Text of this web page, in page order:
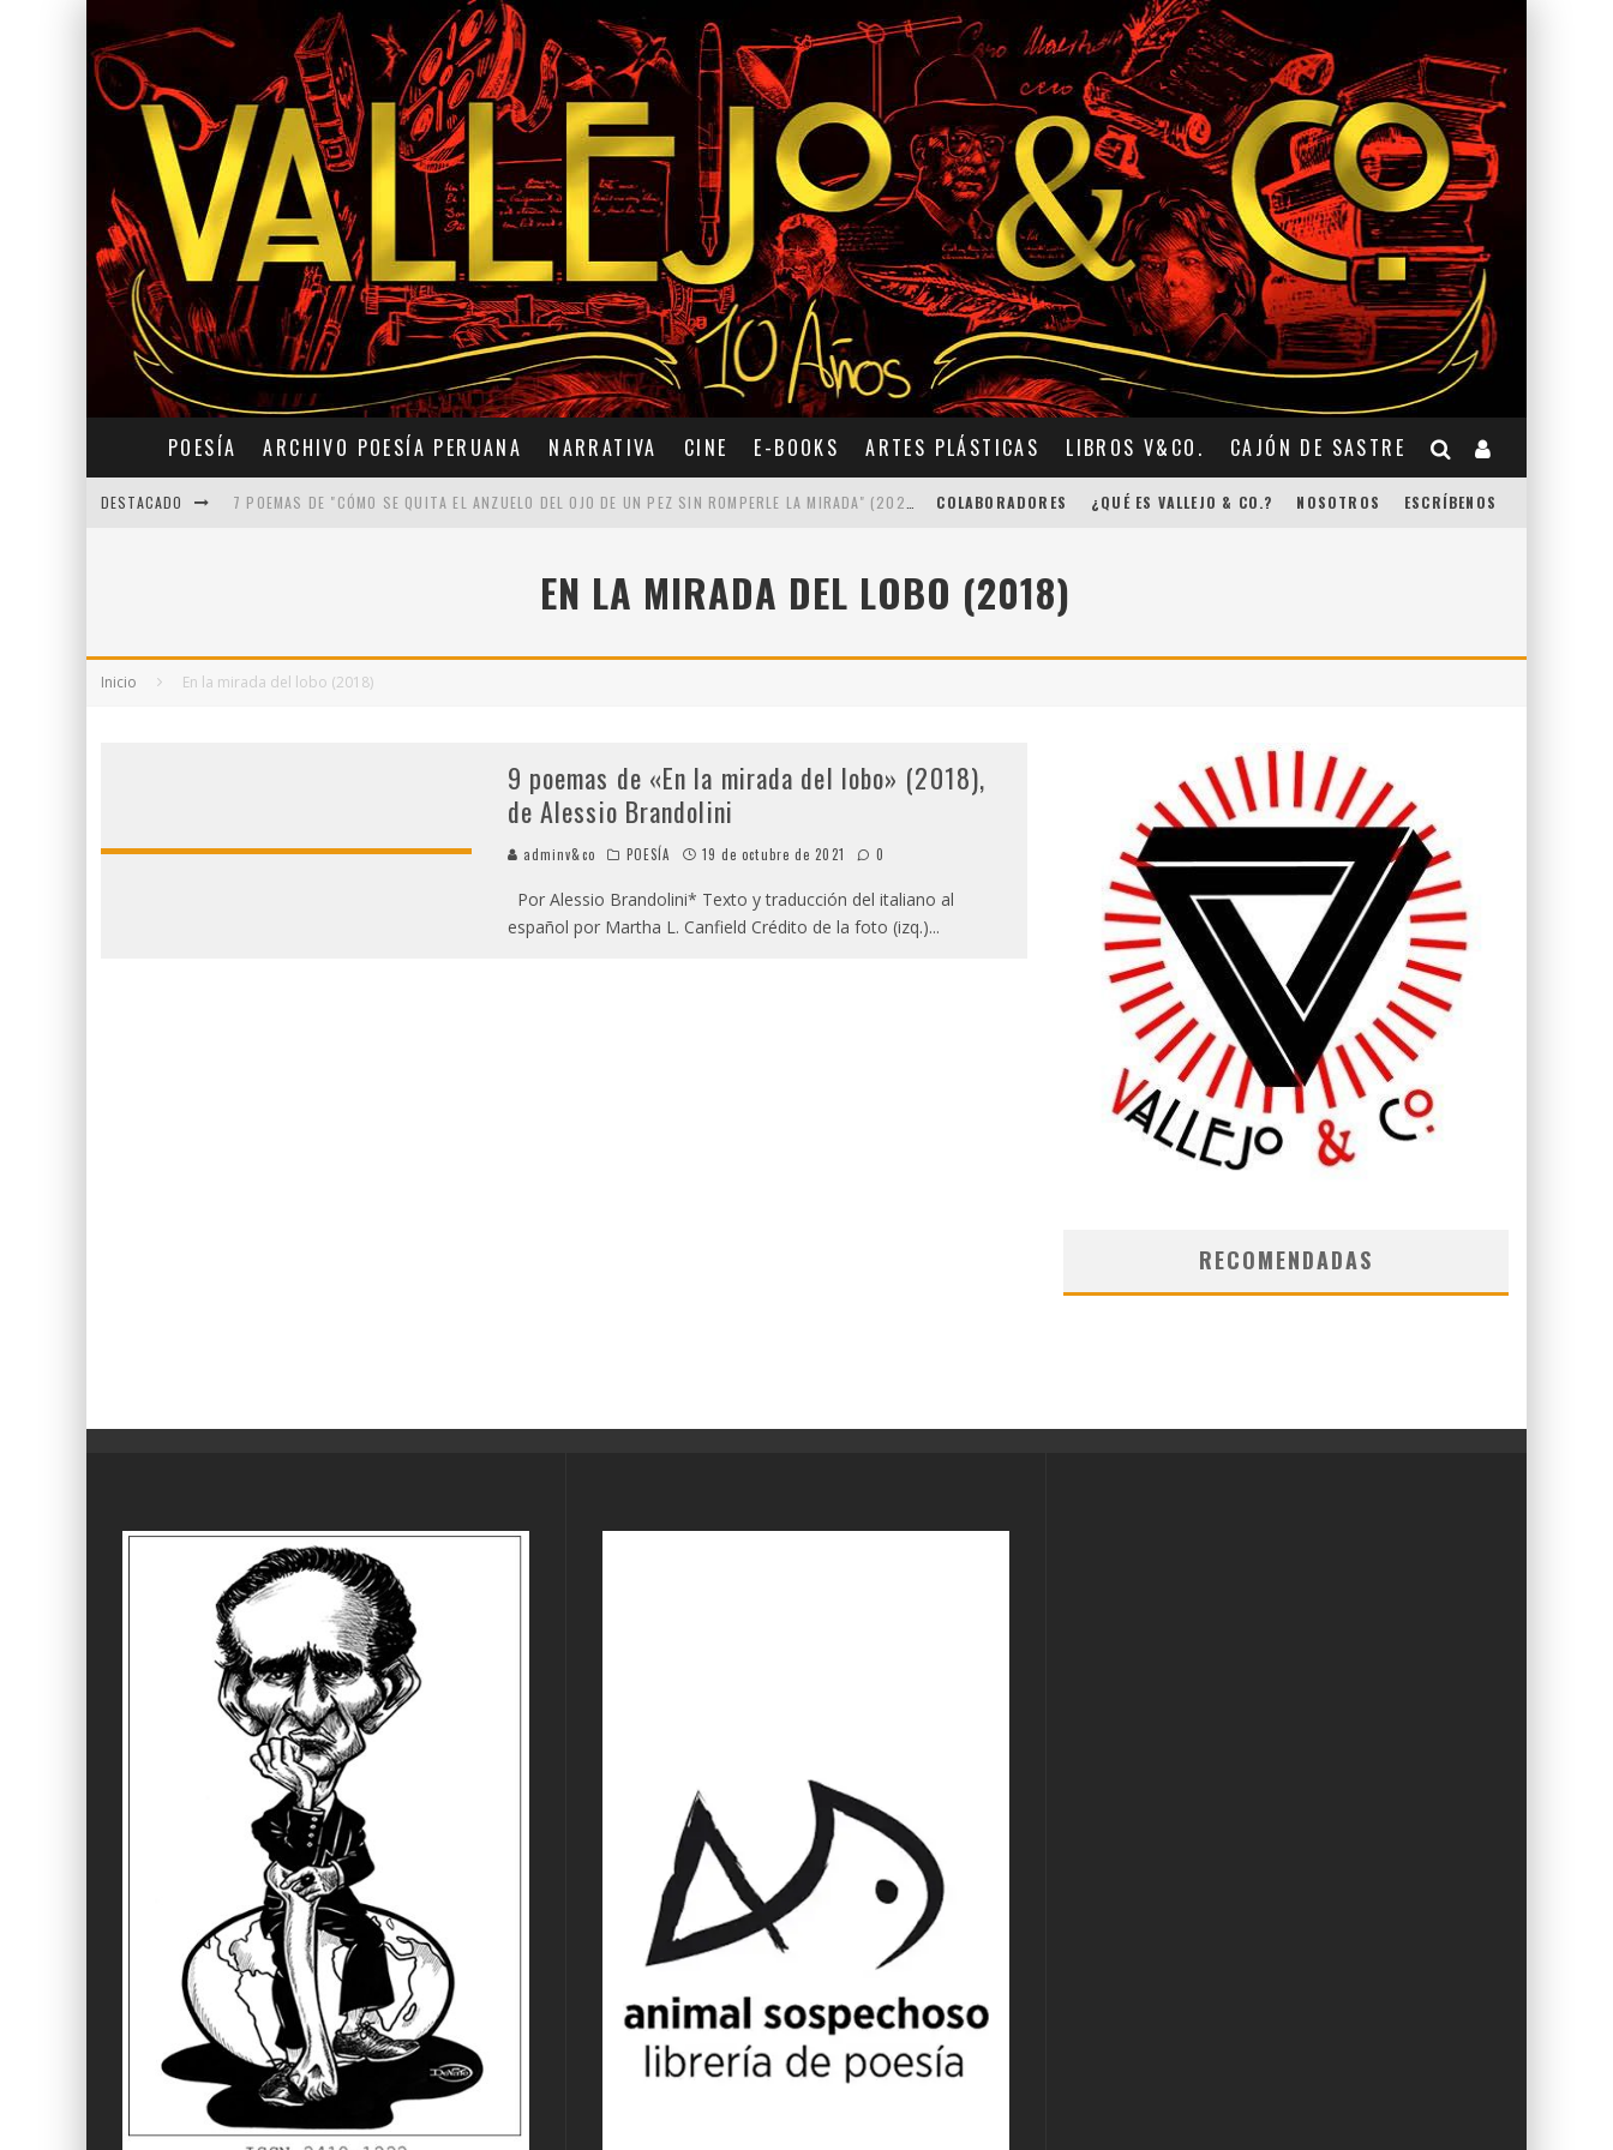
POESÍA ARCHIVO POESÍA PERUANA NARRATIVA CINE E-BOOKS ARTES PLÁSTICAS LIBROS V&CO. CAJÓN DE SASTRE
DESTACADO
SOBRE "PROSAS MINÚSCULAS" (2025), DE ALONSO RABÍ
COLABORADORES ¿QUÉ ES VALLEJO & CO.? NOSOTROS ESCRÍBENOS
EN LA MIRADA DEL LOBO (2018)
Inicio En la mirada del lobo (2018)
9 poemas de «En la mirada del lobo» (2018),
de Alessio Brandolini
adminv&co POESÍA 19 de octubre de 2021 0
Por Alessio Brandolini* Texto y traducción del italiano al
español por Martha L. Canfield Crédito de la foto (izq.)...
RECOMENDADAS